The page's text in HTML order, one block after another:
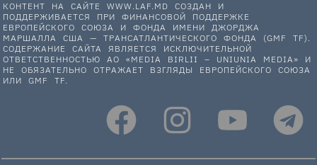
КОНТЕНТ НА САЙТЕ WWW.LAF.MD СОЗДАН И
ПОДДЕРЖИВАЕТСЯ ПРИ ФИНАНСОВОЙ ПОДДЕРЖКЕ
ЕВРОПЕЙСКОГО СОЮЗА И ФОНДА ИМЕНИ ДЖОРДЖА
МАРШАЛЛА США — ТРАНСАТЛАНТИЧЕСКОГО ФОНДА (GMF TF).
СОДЕРЖАНИЕ САЙТА ЯВЛЯЕТСЯ ИСКЛЮЧИТЕЛЬНОЙ
ОТВЕТСТВЕННОСТЬЮ АО «MEDIA BIRLII – UNIUNIA MEDIA» И
НЕ ОБЯЗАТЕЛЬНО ОТРАЖАЕТ ВЗГЛЯДЫ ЕВРОПЕЙСКОГО СОЮЗА
ИЛИ GMF TF.